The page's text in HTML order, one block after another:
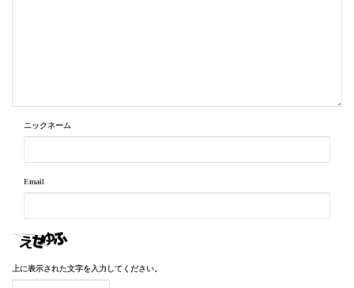
ニックネーム
Email
上に表示された文字を入力してください。